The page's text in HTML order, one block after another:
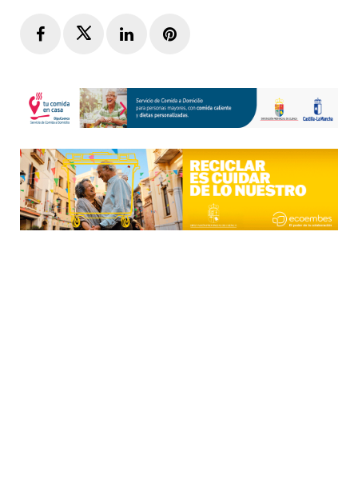
FacebookTwitterLinkedInPinterest